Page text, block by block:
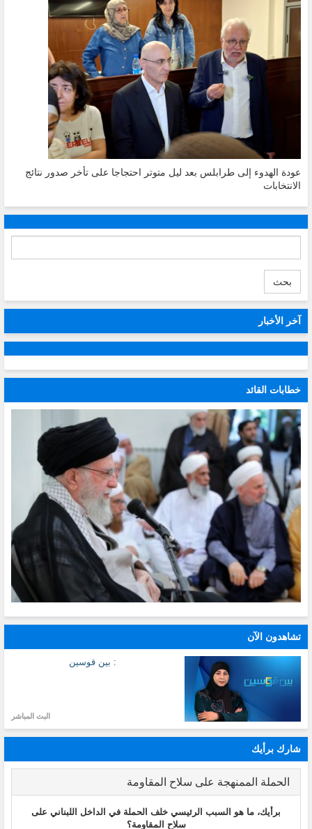
عودة الهدوء إلى طرابلس بعد ليل متوتر احتجاجا على تأخر صدور نتائج
الانتخابات
بحث
آخر الأخبار
خطابات القائد
تشاهدون الآن
: بين قوسين
البث المباشر
شارك برأيك
الحملة الممنهجة على سلاح المقاومة
برأيك، ما هو السبب الرئيسي خلف الحملة في الداخل اللبناني على
سلاح المقاومة؟